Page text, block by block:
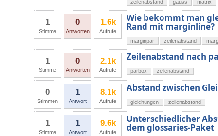
zeilenabstand gauss matrix
1
Stimme
0
Antworten
1.6k
Aufrufe
Wie bekommt man
Rand mit marginline?
marginpar zeilenabstand
1
Stimme
0
Antworten
2.1k
Aufrufe
Zeilenabstand nach
parbox zeilenabstand
0
Stimmen
1
Antwort
8.1k
Aufrufe
Abstand zwischen
gleichungen zeilenabstand
1
Stimme
1
Antwort
9.6k
Aufrufe
Unterschiedlicher
dem glossaries-Paket